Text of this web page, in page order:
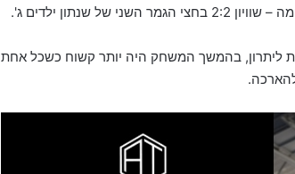
ילדים ג'.
ליתרון, בהמשך המשחק היה יותר קשוח כשכל אחת